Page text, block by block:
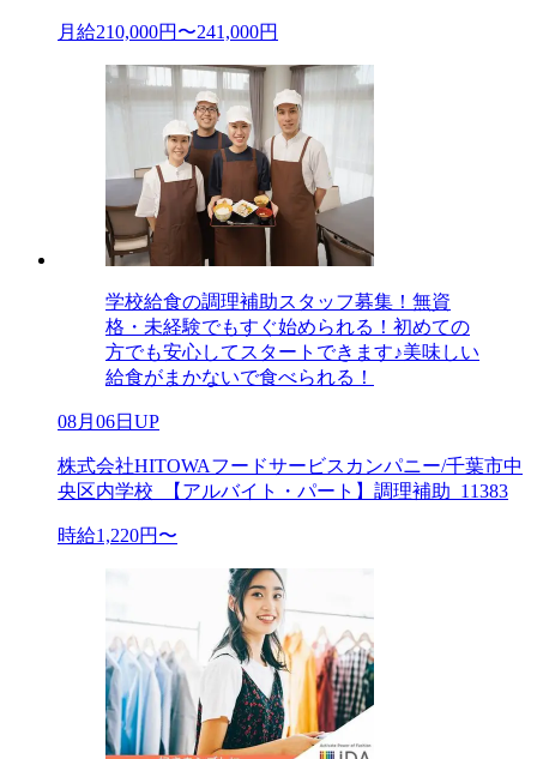
月給210,000円〜241,000円
学校給食の調理補助スタッフ募集！無資
格・未経験でもすぐ始められる！初めての
方でも安心してスタートできます♪美味しい
給食がまかないで食べられる！
08月06日UP
株式会社HITOWAフードサービスカンパニー/千葉市中
央区内学校_【アルバイト・パート】調理補助_11383
時給1,220円〜